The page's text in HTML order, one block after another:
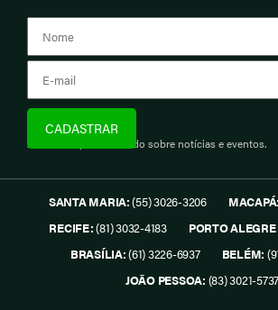
Assine e fique informado sobre notícias e eventos.
SANTA MARIA:(55) 3026-3206 MACAPÁ:
RECIFE:(81) 3032-4183 PORTO
BRASÍLIA:(61) 3226-6937 BELÉM:
JOÃO PESSOA: (83) 3021-5737